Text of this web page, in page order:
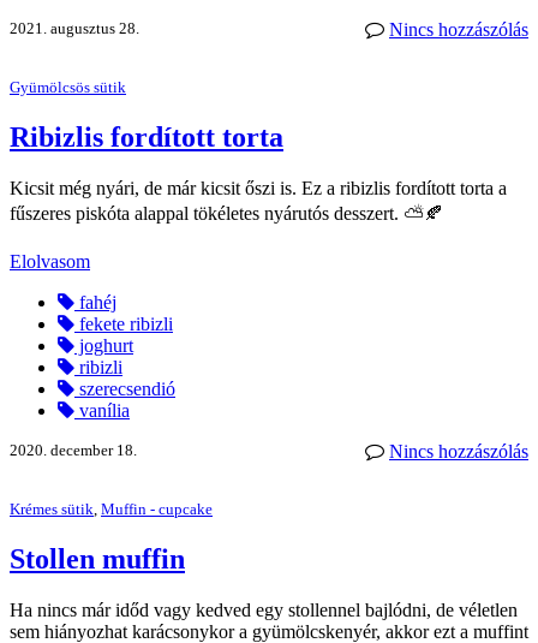
Nincs hozzászólás
2021. augusztus 28.
Gyümölcsös sütik
Ribizlis fordított torta
Kicsit még nyári, de már kicsit őszi is. Ez a ribizlis fordított torta a
fűszeres piskóta alappal tökéletes nyárutós desszert. ⛅🍂
Elolvasom
fahéj
fekete ribizli
joghurt
ribizli
szerecsendió
vanília
Nincs hozzászólás
2020. december 18.
Krémes sütik, Muffin - cupcake
Stollen muffin
Ha nincs már időd vagy kedved egy stollennel bajlódni, de véletlen
sem hiányozhat karácsonykor a gyümölcskenyér, akkor ezt a muffint